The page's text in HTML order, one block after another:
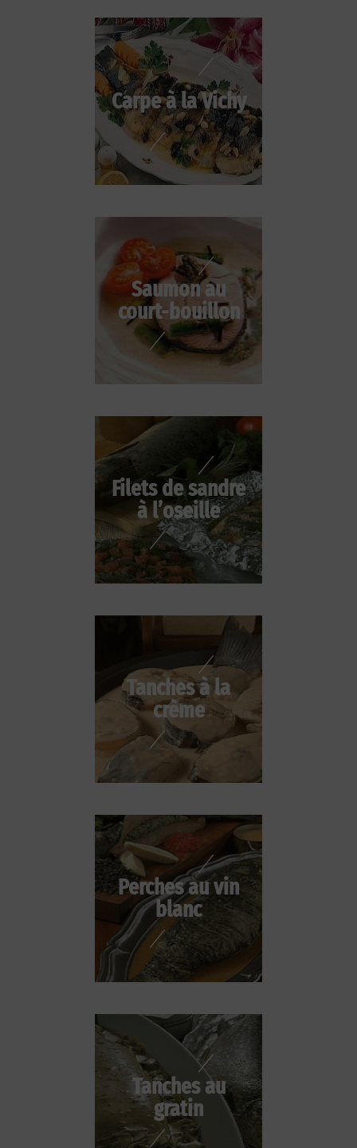
Carpe à la Vichy
Saumon au
court-bouillon
Filets de sandre
à l’oseille
Tanches à la
crème
Perches au vin
blanc
Tanches au
gratin